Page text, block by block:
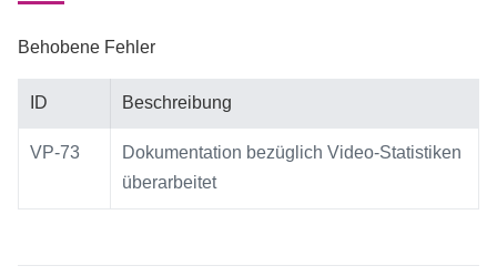
Behobene Fehler
ID Beschreibung
VP-73
Dokumentation bezüglich Video-Statistiken
überarbeitet